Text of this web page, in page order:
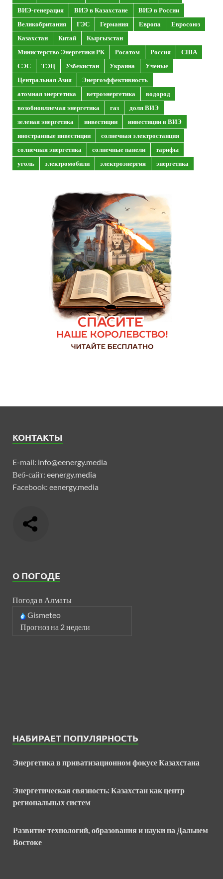
ВИЭ-генерация
ВИЭ в Казахстане
ВИЭ в России
Великобритания
ГЭС Германия Европа
Евросоюз
Казахстан
Китай
Кыргызстан
Министерство Энергетики РК
Росатом Россия
США
СЭС
ТЭЦ Узбекистан Украина
Ученые
Центральная Азия
Энергоэффективность
атомная энергетика
ветроэнергетика
водород
возобновляемая энергетика
газ
доля ВИЭ
зеленая энергетика
инвестиции
инвестиции в ВИЭ
иностранные инвестиции
солнечная электростанция
солнечная энергетика
солнечные панели
тарифы
уголь
электромобили электроэнергия энергетика
КОНТАКТЫ
E-mail: info@eenergy.media
Веб-сайт: eenergy.media
Facebook: eenergy.media
О ПОГОДЕ
Погода в Алматы
Gismeteo
Прогноз на 2 недели
НАБИРАЕТ ПОПУЛЯРНОСТЬ
Энергетика в приватизационном фокусе Казахстана
Энергетическая связность: Казахстан как центр
региональных систем
Развитие технологий, образования и науки на Дальнем
Востоке